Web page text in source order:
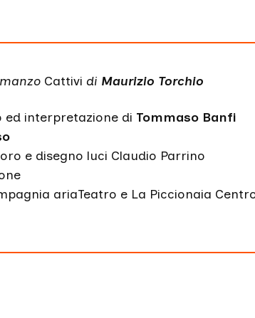
Cattivi di Maurizio Torchio
interpretazione di Tommaso Banfi
e disegno luci Claudio Parrino
ariaTeatro e La Piccionaia